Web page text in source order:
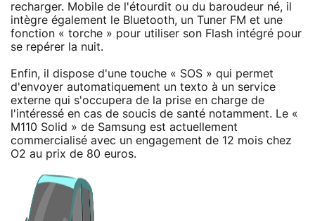
recharger. Mobile de l'étourdit ou du baroudeur né, il
intègre également le Bluetooth, un Tuner FM et une
fonction « torche » pour utiliser son Flash intégré pour
se repérer la nuit.
Enfin, il dispose d'une touche « SOS » qui permet
d'envoyer automatiquement un texto à un service
externe qui s'occupera de la prise en charge de
l'intéressé en cas de soucis de santé notamment. Le «
M110 Solid » de Samsung est actuellement
commercialisé avec un engagement de 12 mois chez
O2 au prix de 80 euros.